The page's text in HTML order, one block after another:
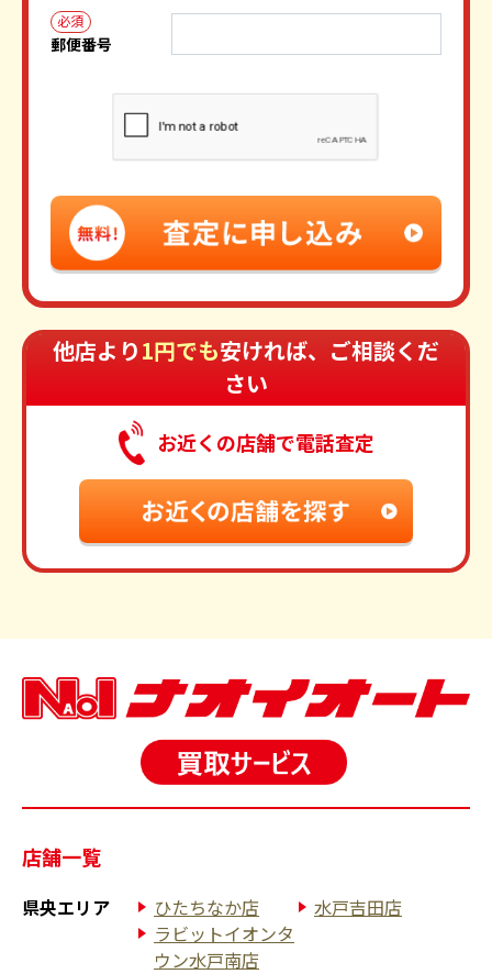
必須
郵便番号
他店より1円でも安ければ、ご相談くだ
さい
お近くの店舗で電話査定
店舗一覧
県央エリア ひたちなか店
水戸吉田店
ラビットイオンタ
ウン水戸南店